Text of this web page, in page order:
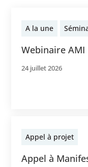
A la une
Webinaire AMI
24 juillet 2026
Appel à projet
Appel à